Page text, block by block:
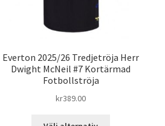
Everton 2025/26 Tredjetröja Herr
Dwight McNeil #7 Kortärmad
Fotbollströja
kr389.00